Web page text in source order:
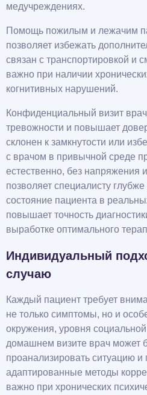
медучреждениях.
Помощь пожилым и лежачим
позволяет избежать
связан с транспортировкой и
важно при наличии
когнитивных нарушений.
Конфиденциальный визит
тревожности и повышает
склонен к замкнутости или
с врачом в привычной среде
естественно, без напряжения
позволяет специалисту
состояние пациента в
повышает точность
выработке оптимального
Индивидуальный
случаю
Каждый пациент требует
не только симптомы, но и
окружения, уровня
домашнем визите врач может
проанализировать ситуацию и
адаптированные методы
важно при хронических